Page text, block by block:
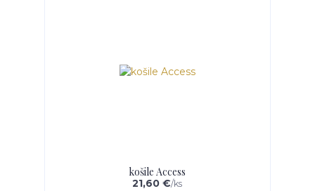
košile Access
21,60 €/ks